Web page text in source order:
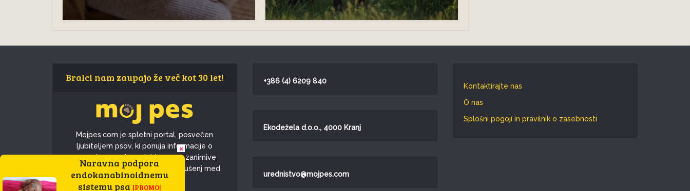
Bralci nam zaupajo že več kot 30 let!
Mojpes.com je spletni portal, posvečen
ljubiteljem psov, ki ponuja informacije o
pasmah, nasvete o skrbi za pse, zanimive
novice in skupnost za deljenje izkušenj med
lastniki psov.
+386 (4) 6209 840
Ekodežela d.o.o., 4000 Kranj
urednistvo@mojpes.com
Kontaktirajte nas
O nas
Splošni pogoji in pravilnik o zasebnosti
×
Naravna podpora
endokanabinoidnemu
sistemu psa |PROMO|